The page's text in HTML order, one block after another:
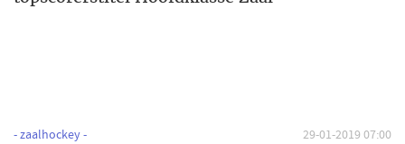
- zaalhockey - 29-01-2019 07:00